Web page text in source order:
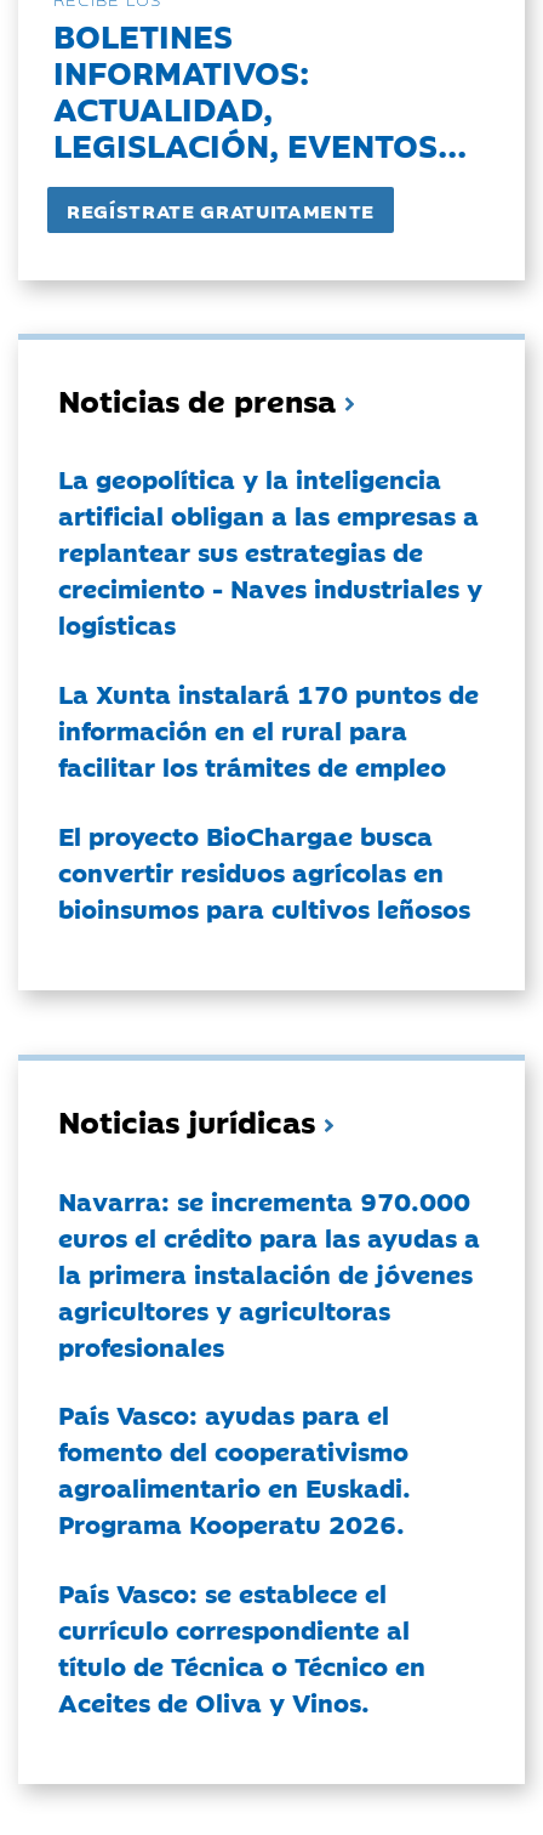
BOLETINES
INFORMATIVOS:
ACTUALIDAD,
LEGISLACIÓN, EVENTOS...
Noticias de prensa
La geopolítica y la inteligencia
artificial obligan a las empresas a
replantear sus estrategias de
crecimiento - Naves industriales y
logísticas
La Xunta instalará 170 puntos de
información en el rural para
facilitar los trámites de empleo
El proyecto BioChargae busca
convertir residuos agrícolas en
bioinsumos para cultivos leñosos
Noticias jurídicas
Navarra: se incrementa 970.000
euros el crédito para las ayudas a
la primera instalación de jóvenes
agricultores y agricultoras
profesionales
País Vasco: ayudas para el
fomento del cooperativismo
agroalimentario en Euskadi.
Programa Kooperatu 2026.
País Vasco: se establece el
currículo correspondiente al
título de Técnica o Técnico en
Aceites de Oliva y Vinos.